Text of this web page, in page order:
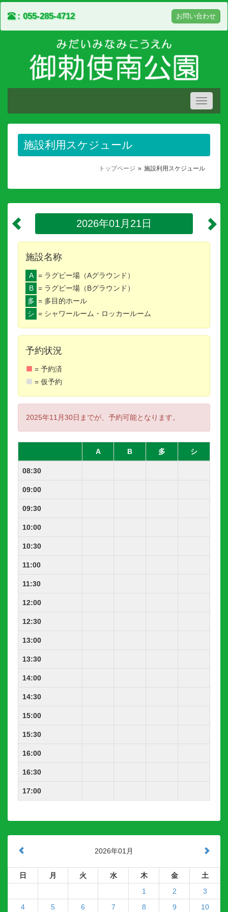
Toggle
055-285-4712 お問い合わせ
施設利用スケジュール
トップページ 施設利用スケジュール
2026年01月21日
施設名称
A = ラグビー場（Aグラウンド）
B = ラグビー場（Bグラウンド）
多 = 多目的ホール
シ = シャワールーム・ロッカールーム
予約状況
= 予約済
= 仮予約
2025年11月30日までが、予約可能となります。
A B 多 シ
08:30
09:00
09:30
10:00
10:30
11:00
11:30
12:00
12:30
13:00
13:30
14:00
14:30
15:00
15:30
16:00
16:30
17:00
2026年01月
日 月 火 水 木 金
土
1
2
3
4
5 6 7 8 9 10